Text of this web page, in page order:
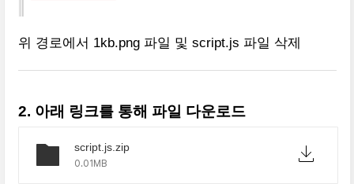
위 경로에서 1kb.png 파일 및 script.js 파일 삭제
2. 아래 링크를 통해 파일 다운로드
script.js.zip
0.01MB